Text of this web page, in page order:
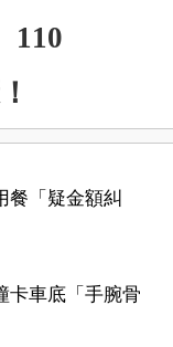
110
餐「疑金額糾
卡車底「手腕骨